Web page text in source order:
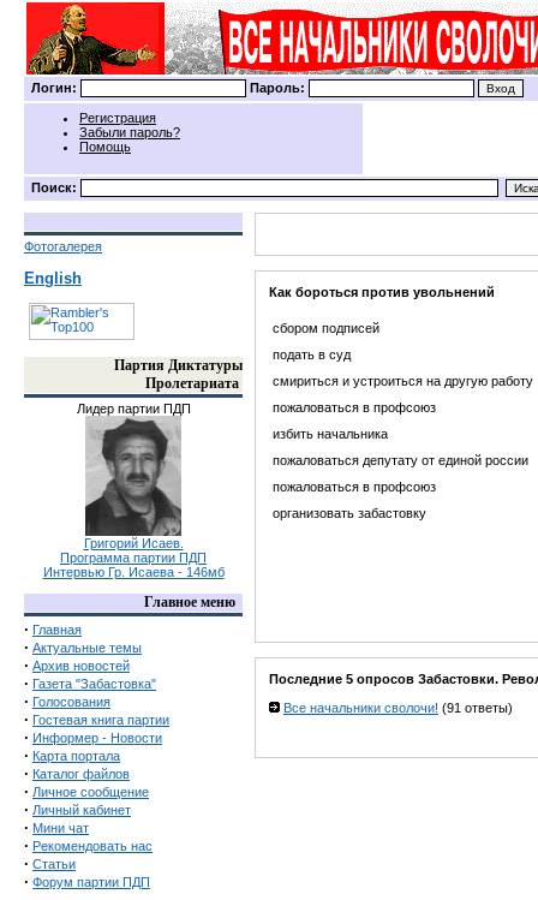
Логин: Пароль:
Регистрация
Забыли пароль?
Помощь
Поиск:
Фотогалерея
English
Партия Диктатуры
Пролетариата
Лидер партии ПДП
Григорий Исаев.
Программа партии ПДП
Интервью Гр. Исаева - 146мб
Главное меню
· Главная
· Актуальные темы
· Архив новостей
· Газета "Забастовка"
· Голосования
· Гостевая книга партии
· Информер - Новости
· Карта портала
· Каталог файлов
· Личное сообщение
· Личный кабинет
· Мини чат
· Рекомендовать нас
· Статьи
· Форум партии ПДП
Как бороться против увольнений
сбором подписей
подать в суд
смириться и устроиться на другую работу
пожаловаться в профсоюз
избить начальника
пожаловаться депутату от единой россии
пожаловаться в профсоюз
организовать забастовку
Последние 5 опросов Забастовки.
Все начальники сволочи! (91 ответы)